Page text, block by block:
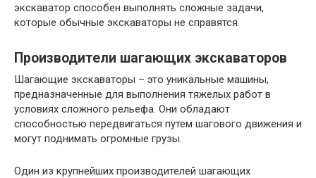
экскаватор способен выполнять сложные задачи,
которые обычные экскаваторы не справятся.
Производители шагающих экскаваторов
Шагающие экскаваторы – это уникальные машины,
предназначенные для выполнения тяжелых работ в
условиях сложного рельефа. Они обладают
способностью передвигаться путем шагового движения и
могут поднимать огромные грузы.
Один из крупнейших производителей шагающих